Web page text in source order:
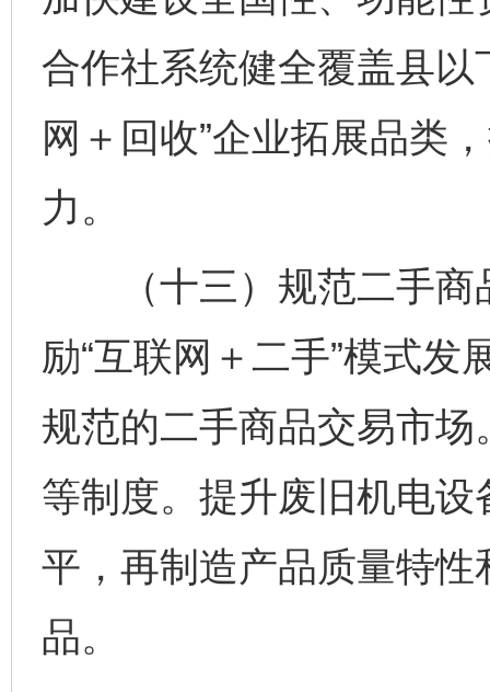
合作社系统健全覆盖县以
网＋回收”企业拓展品类
力。
（十三）规范二手商
励“互联网＋二手”模式
规范的二手商品交易市
等制度。提升废旧机电
平，再制造产品质量特
品。